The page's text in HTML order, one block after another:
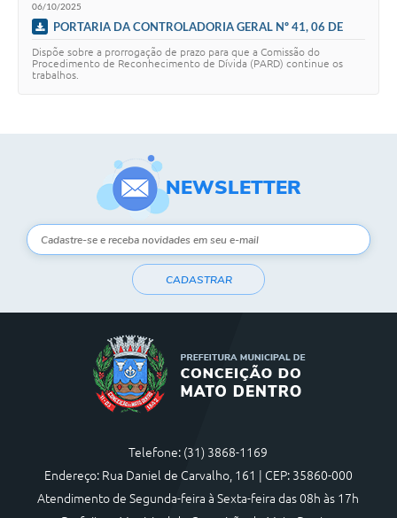
Arquivos para Download
Obras
Serviços Online
Telefones Úteis
06/10/2025
PORTARIA DA CONTROLADORIA GERAL Nº 41, 06 DE
Dispõe sobre a prorrogação de prazo para que a Comissão do
Procedimento de Reconhecimento de Dívida (PARD) continue os
trabalhos.
NEWSLETTER
CADASTRAR
Telefone: (31) 3868-1169
Endereço: Rua Daniel de Carvalho, 161 | CEP: 35860-000
Atendimento de Segunda-feira à Sexta-feira das 08h às 17h